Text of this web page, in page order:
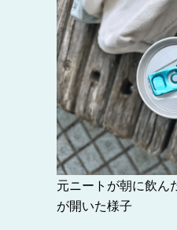
元ニートが朝に飲ん
が開いた様子